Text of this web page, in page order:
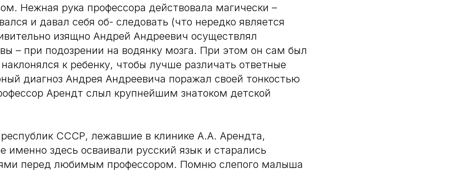
Нежная рука профессора действовала магически –
и давал себя об- следовать (что нередко является
изящно Андрей Андреевич осуществлял
– при подозрении на водянку мозга. При этом он сам был
к ребенку, чтобы лучше различать ответные
диагноз Андрея Андреевича поражал своей тонкостью
Арендт слыл крупнейшим знатоком детской
СССР, лежавшие в клинике А.А. Арендта,
именно здесь осваивали русский язык и старались
перед любимым профессором. Помню слепого малыша